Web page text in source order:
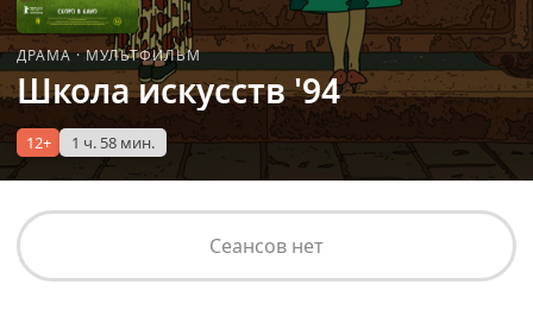
ДРАМА·МУЛЬТФИЛЬМ
Школа искусств '94
12+ 1 ч. 58 мин.
Сеансов нет